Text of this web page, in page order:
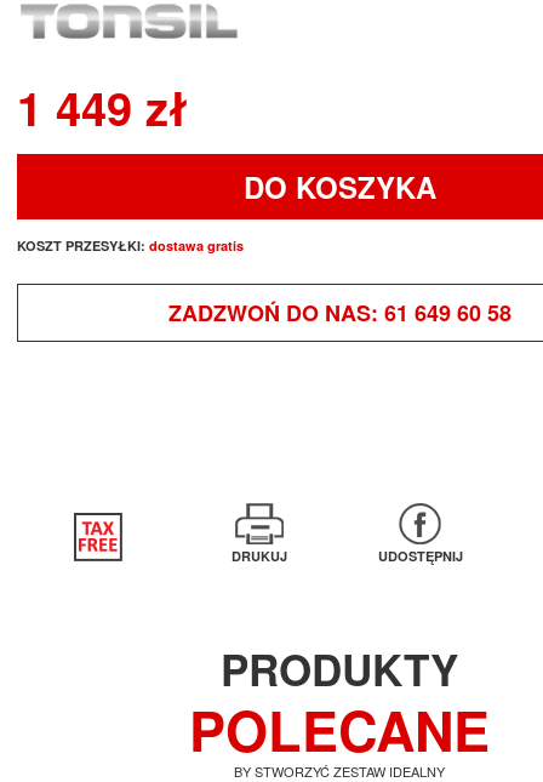
1 449 zł
DO KOSZYKA
KOSZT PRZESYŁKI: dostawa gratis
ZADZWOŃ DO NAS: 61 649 60 58
DRUKUJ UDOSTĘPNIJ
PRODUKTY
POLECANE
BY STWORZYĆ ZESTAW IDEALNY